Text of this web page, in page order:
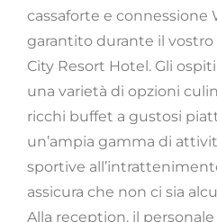
cassaforte e connessione
garantito durante il
City Resort Hotel. Gli
una varietà di opzioni
ricchi buffet a gustosi
un’ampia gamma di
sportive
assicura che non ci sia
Alla reception, il